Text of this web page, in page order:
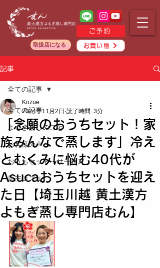
ご予約
お買い物
取扱店になる
記事
全ての記事
よもぎ蒸しのこと
お客様の声
おうちセット・サービス
店主コズエ
全ての記事
「念願のおうちセット！家
族みんなで蒸します」冷え
とむくみに悩む40代が
Asucaおうちセットを迎え
た日【埼玉川越 黄土漢方
よもぎ蒸し専門店むん】
Kozue
2024年11月2日 読了時間: 3分